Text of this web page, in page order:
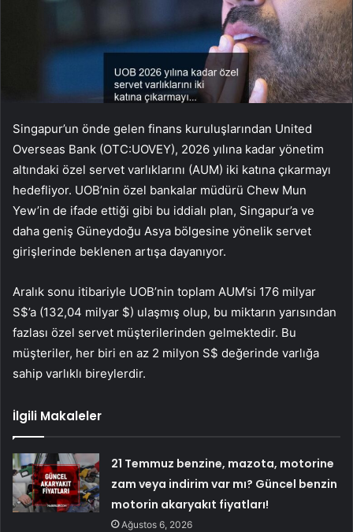
Singapur’un önde gelen finans kuruluşlarından United
Overseas Bank (OTC:UOVEY), 2026 yılına kadar yönetim
altındaki özel servet varlıklarını (AUM) iki katına çıkarmayı
hedefliyor. UOB’nin özel bankalar müdürü Chew Mun
Yew’in de ifade ettiği gibi bu iddialı plan, Singapur’a ve
daha geniş Güneydoğu Asya bölgesine yönelik servet
girişlerinde beklenen artışa dayanıyor.
Aralık sonu itibariyle UOB’nin toplam AUM’si 176 milyar
S$’a (132,04 milyar $) ulaşmış olup, bu miktarın yarısından
fazlası özel servet müşterilerinden gelmektedir. Bu
müşteriler, her biri en az 2 milyon S$ değerinde varlığa
sahip varlıklı bireylerdir.
İlgili Makaleler
21 Temmuz benzine, mazota, motorine
zam veya indirim var mı? Güncel benzin
motorin akaryakıt fiyatları!
Ağustos 6, 2026